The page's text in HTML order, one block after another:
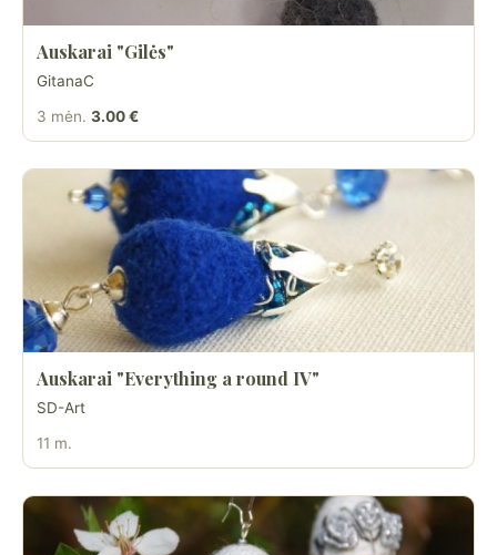
Auskarai "Gilės"
GitanaC
3 mėn. 3.00 €
Auskarai "Everything a round IV"
SD-Art
11 m.